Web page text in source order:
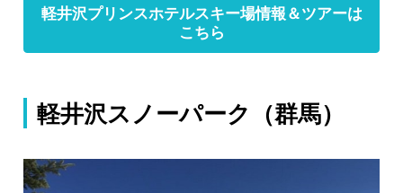
軽井沢プリンスホテルスキー場情報＆ツアーは
こちら
軽井沢スノーパーク（群馬）